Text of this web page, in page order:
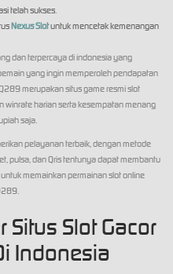
telah sukses.
Nexus Slotuntuk mencetak kemenangan
dan terpercaya di indonesia yang
yang ingin memperoleh pendapatan
merupakan situs game resmi slot
winrate harian serta kesempatan menang
saja.
pelayanan terbaik, dengan metode
pulsa, dan Qris tentunya dapat membantu
memainkan permainan slot online
Slot Gacor
Indonesia